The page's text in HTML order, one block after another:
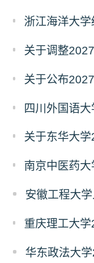
华东政法大